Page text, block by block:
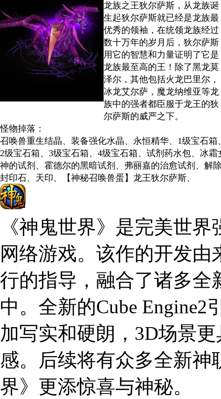
龙族之王狄尔萨斯，从龙族诞
生起狄尔萨斯就已经是龙族最
优秀的领袖，在统领龙族经过
数十万年的岁月后，狄尔萨斯
用它的智慧和力量证明了它是
龙族最至高的王！除了黑龙莫
泽尔，其他包括火龙巴里尔，
冰龙艾尔萨，魔龙纳维亚等龙
族中的强者都臣服于龙王的狄
尔萨斯的威严之下。
怪物掉落：
召唤兽重生结晶、装备强化水晶、永恒精华、1级宝石箱
2级宝石箱、3级宝石箱、4级宝石箱、试剂药水包、冰霜
神的试剂、霍德尔的黑暗试剂、弗丽嘉的治愈试剂、解
封印石、天印、【神秘召唤兽蛋】龙王狄尔萨斯、
《神鬼世界》是完美世
网络游戏。该作的开发由
行的指导，融合了诸多全
中。全新的Cube
加写实和硬朗，3D场景
感。后续将有众多全新神
界》更添惊喜与神秘。